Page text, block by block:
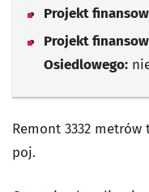
Projekt
Projekt
Osiedlowego:
Remont 3332
poj.